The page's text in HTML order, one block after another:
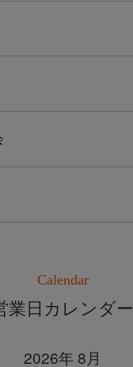
Calendar
業日カレンダー